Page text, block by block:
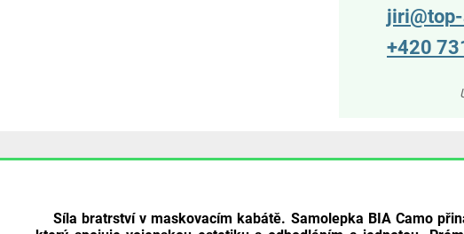
+420
Síla bratrství v maskovacím kabátě. Samolepka BIA Camo